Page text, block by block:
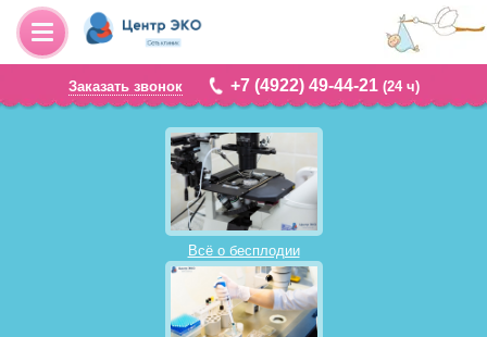
Заказать звонок +7 (4922) 49-44-21 (24 ч)
Всё о бесплодии